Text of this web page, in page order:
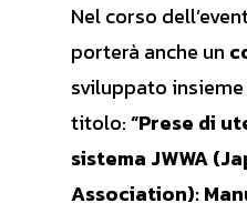
Nel corso
porterà anche un
sviluppato insieme
titolo:“Prese di
sistema JWWA
Association):